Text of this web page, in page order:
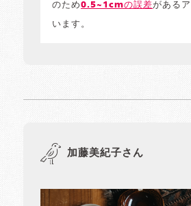
のため0.5~1cmの誤差がある
います。
加藤美紀子さん